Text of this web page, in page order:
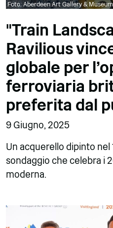
Foto: Aberdeen Art Gallery &
"Train
Ravilious
globale per
ferroviaria
preferita dal
9 Giugno, 2025
Un acquerello dipinto nel
sondaggio che celebra i
moderna.